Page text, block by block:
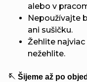
alebo v
Nepoužívajte
ani sušičku.
Žehlite najviac
nežehlite.
🪡 Šijeme až po